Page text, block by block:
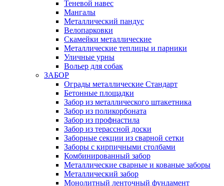
Теневой навес
Мангалы
Металлический пандус
Велопарковки
Скамейки металлические
Металлические теплицы и парники
Уличные урны
Вольер для собак
ЗАБОР
Ограды металлические Стандарт
Бетонные площадки
Забор из металлического штакетника
Забор из поликорбоната
Забор из профнастила
Забор из терассной доски
Заборные секции из сварной сетки
Заборы с кирпичными столбами
Комбинированный забор
Металлические сварные и кованые заборы
Металлический забор
Монолитный ленточный фундамент